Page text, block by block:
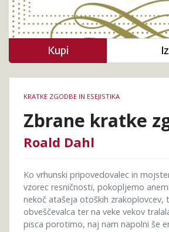
knjige
KRATKE ZGODBE IN ESEJISTIKA
Zbrane kratke
Roald Dahl
Ko vrhunski pripovedovalec in
vzorec resničnosti, pokopljemo
nekoč atašeja otoških zrakoplovcev,
obveščevalca ter na veke vekov
pisca porotimo, naj nam napolni še
Kupi